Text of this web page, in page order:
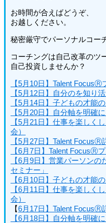
お時間が合えばどうぞ、
お越しください。
秘密厳守でパーソナルコー
コーチングは自己改革のツ
自己投資しませんか？
【5月10日】Talent
【5月12日】自分のを知り
【5月14日】子どもの才能
【5月20日】自分軸を明確
【5月21日】仕事を楽しく
会）
【5月27日】Talent FocusⓇ
【6月7日】Talent FocusⓇ
【6月9日】営業パーソン
セミナー」
【6月10日】子どもの才能
【6月11日】仕事を楽しく
会）
【6月17日】Talent FocusⓇ
【6月18日】自分軸を明確